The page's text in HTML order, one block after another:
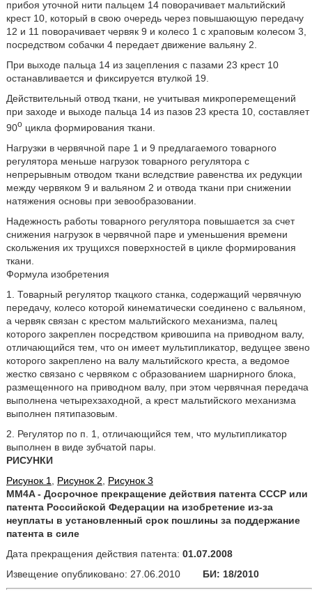
прибоя уточной нити пальцем 14 поворачивает мальтийский
крест 10, который в свою очередь через повышающую передачу
12 и 11 поворачивает червяк 9 и колесо 1 с храповым колесом 3,
посредством собачки 4 передает движение вальяну 2.
При выходе пальца 14 из зацепления с пазами 23 крест 10
останавливается и фиксируется втулкой 19.
Действительный отвод ткани, не учитывая микроперемещений
при заходе и выходе пальца 14 из пазов 23 креста 10, составляет
90oцикла формирования ткани.
Нагрузки в червячной паре 1 и 9 предлагаемого товарного
регулятора меньше нагрузок товарного регулятора с
непрерывным отводом ткани вследствие равенства их редукции
между червяком 9 и вальяном 2 и отвода ткани при снижении
натяжения основы при зевообразовании.
Надежность работы товарного регулятора повышается за счет
снижения нагрузок в червячной паре и уменьшения времени
скольжения их трущихся поверхностей в цикле формирования
ткани.
Формула изобретения
1. Товарный регулятор ткацкого станка, содержащий червячную
передачу, колесо которой кинематически соединено с вальяном,
а червяк связан с крестом мальтийского механизма, палец
которого закреплен посредством кривошипа на приводном валу,
отличающийся тем, что он имеет мультипликатор, ведущее звено
которого закреплено на валу мальтийского креста, а ведомое
жестко связано с червяком с образованием шарнирного блока,
размещенного на приводном валу, при этом червячная передача
выполнена четырехзаходной, а крест мальтийского механизма
выполнен пятипазовым.
2. Регулятор по п. 1, отличающийся тем, что мультипликатор
выполнен в виде зубчатой пары.
РИСУНКИ
Рисунок 1
Рисунок 2
Рисунок 3
MM4A - Досрочное прекращение действия патента СССР или
патента Российской Федерации на изобретение из-за
неуплаты в установленный срок пошлины за поддержание
патента в силе
Дата прекращения действия патента: 01.07.2008
Извещение опубликовано: 27.06.2010 БИ: 18/2010